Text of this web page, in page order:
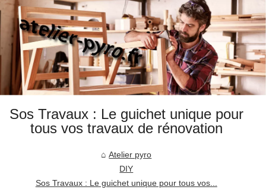
Sos Travaux : Le guichet unique pour
tous vos travaux de rénovation
Atelier pyro
DIY
Sos Travaux : Le guichet unique pour tous vos...